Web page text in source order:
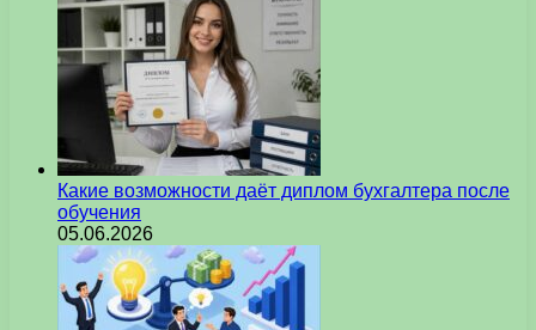
Какие возможности даёт диплом бухгалтера после
обучения
05.06.2026